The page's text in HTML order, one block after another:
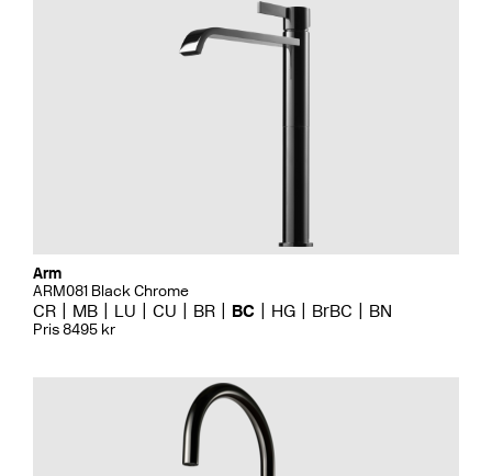
Arm
ARM081 Black Chrome
CR MB LU CU BR BC HG BrBC BN
Pris 8495 kr